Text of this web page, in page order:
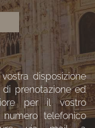
disposizione
prenotazione ed
per il vostro
telefonico